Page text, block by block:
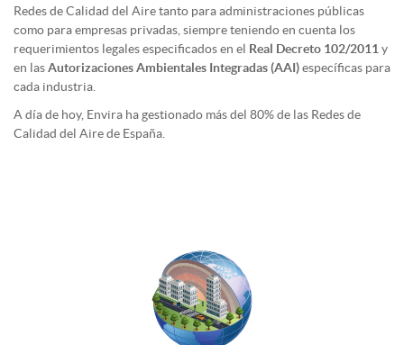
Redes de Calidad del Aire tanto para administraciones públicas
como para empresas privadas, siempre teniendo en cuenta los
requerimientos legales especificados en el Real Decreto 102/2011 y
en lasAutorizaciones Ambientales Integradas (AAI)específicas para
cada industria.
A día de hoy, Envira ha gestionado más del 80% de las Redes de
Calidad del Aire de España.